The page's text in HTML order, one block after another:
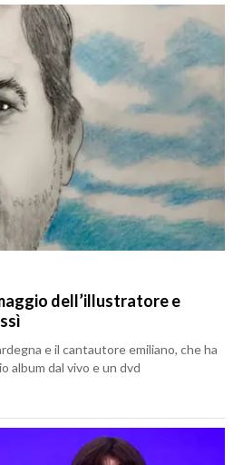
dell’illustratore e
e il cantautore emiliano, che ha
album dal vivo e un dvd